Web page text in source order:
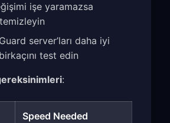
işe yaramazsa
server’ları daha iyi
test edin
:
Speed Needed